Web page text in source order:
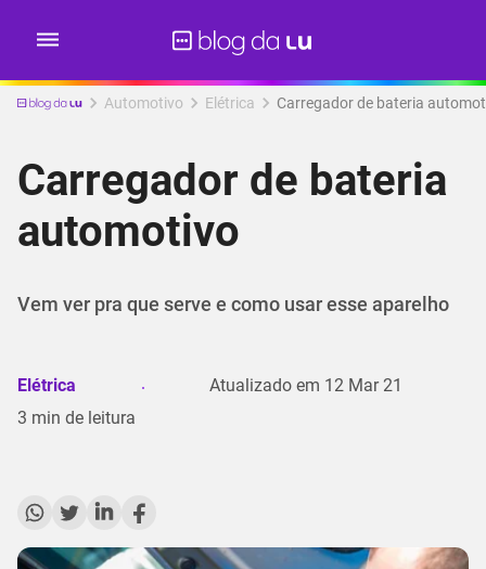
Automotivo Elétrica Carregador de bateria
Carregador de bateria
automotivo
Vem ver pra que serve e como usar esse aparelho
Elétrica Atualizado em 12 Mar 21
3 min de leitura